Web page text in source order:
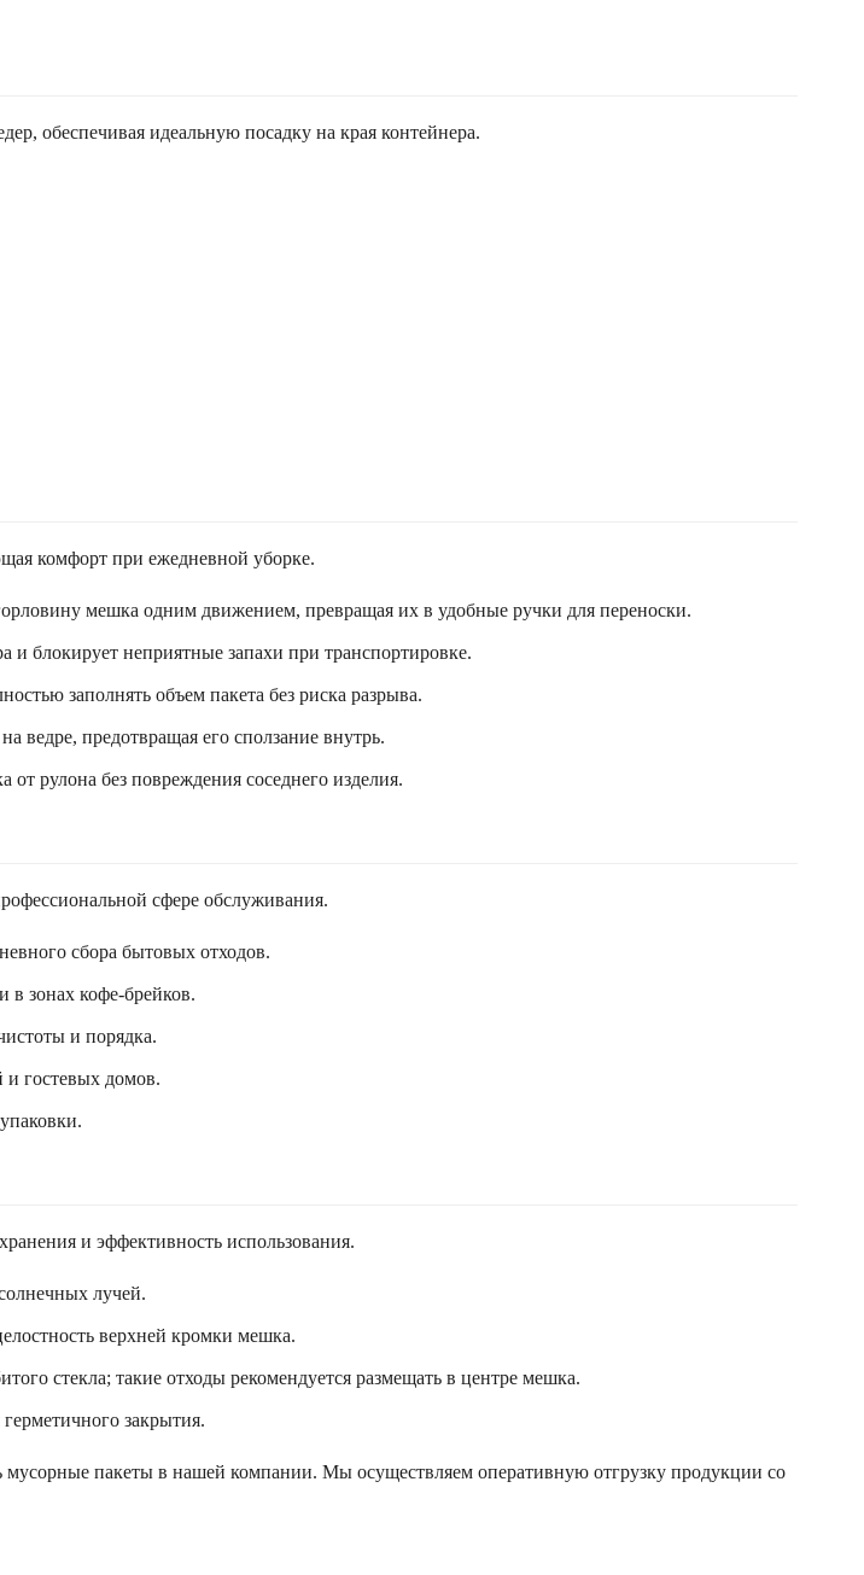
обеспечивая идеальную посадку на края контейнера.
комфорт при ежедневной уборке.
мешка одним движением, превращая их в удобные ручки для переноски.
и блокирует неприятные запахи при транспортировке.
заполнять объем пакета без риска разрыва.
ведре, предотвращая его сползание внутрь.
рулона без повреждения соседнего изделия.
сфере обслуживания.
сбора бытовых отходов.
зонах кофе-брейков.
и порядка.
и гостевых домов.
и эффективность использования.
лучей.
верхней кромки мешка.
стекла; такие отходы рекомендуется размещать в центре мешка.
закрытия.
пакеты в нашей компании. Мы осуществляем оперативную отгрузку продукции со